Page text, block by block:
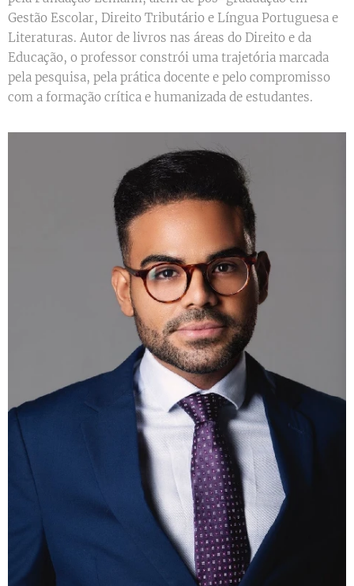
Gestão Escolar, Direito Tributário e Língua Portuguesa e
Literaturas. Autor de livros nas áreas do Direito e da
Educação, o professor constrói uma trajetória marcada
pela pesquisa, pela prática docente e pelo compromisso
com a formação crítica e humanizada de estudantes.